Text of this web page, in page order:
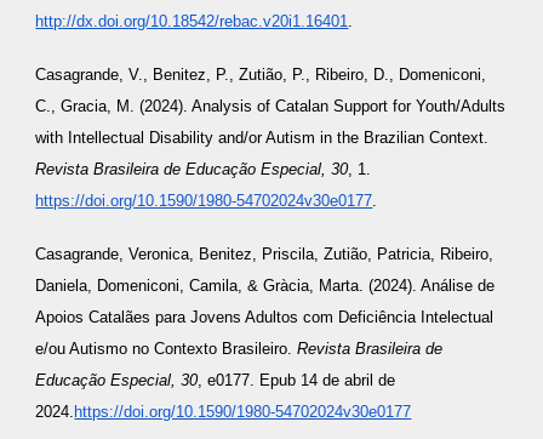
http://dx.doi.org/10.18542/rebac.v20i1.16401.
Casagrande, V., Benitez, P., Zutião, P., Ribeiro, D., Domeniconi,
C., Gracia, M. (2024). Analysis of Catalan Support for Youth/Adults
with Intellectual Disability and/or Autism in the Brazilian Context.
Revista Brasileira de Educação Especial, 30, 1.
https://doi.org/10.1590/1980-54702024v30e0177.
Casagrande, Veronica, Benitez, Priscila, Zutião, Patricia, Ribeiro,
Daniela, Domeniconi, Camila, & Gràcia, Marta. (2024). Análise de
Apoios Catalães para Jovens Adultos com Deficiência Intelectual
e/ou Autismo no Contexto Brasileiro.Revista Brasileira de
Educação Especial, 30, e0177. Epub 14 de abril de
2024. https://doi.org/10.1590/1980-54702024v30e0177